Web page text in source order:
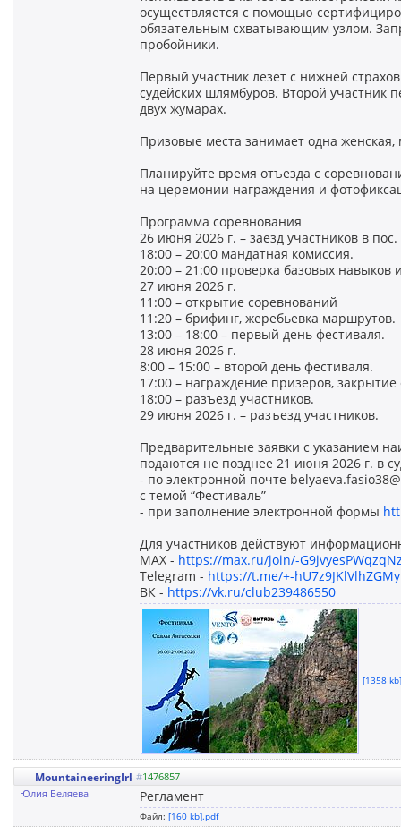
осуществляется с помощью
обязательным схватывающим узлом.
пробойники.
Первый участник лезет с нижней
судейских шлямбуров. Второй участник
двух жумарах.
Призовые места занимает одна
Планируйте время отъезда с
на церемонии награждения и
Программа соревнования
26 июня 2026 г. – заезд участников в
18:00 – 20:00 мандатная комиссия.
20:00 – 21:00 проверка базовых навыков
27 июня 2026 г.
11:00 – открытие соревнований
11:20 – брифинг, жеребьевка маршрутов.
13:00 – 18:00 – первый день фестиваля.
28 июня 2026 г.
8:00 – 15:00 – второй день фестиваля.
17:00 – награждение призеров, закрытие
18:00 – разъезд участников.
29 июня 2026 г. – разъезд участников.
Предварительные заявки с указанием
подаются не позднее 21 июня 2026 г. в
- по электронной почте
с темой “Фестиваль”
- при заполнение электронной формы
Для участников действуют
MAX - https://max.ru/join/-
Telegram - https://t.me/+-hU7z9JKlVlhZGMy
ВК - https://vk.ru/club239486550
[1358
MountaineeringIrkutsk
#1476857
Юлия Беляева
Регламент
Файл: [160 kb].pdf